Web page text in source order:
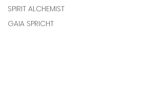
SPIRIT ALCHEMIST
GAIA SPRICHT